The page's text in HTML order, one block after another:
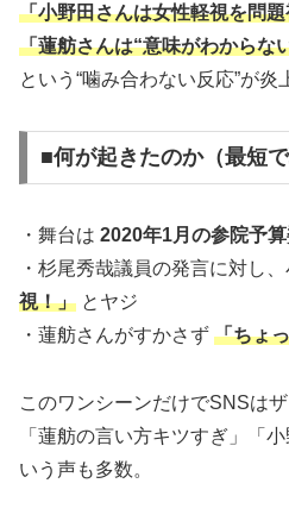
「小野田さんは女性軽視を問
「蓮舫さんは“意味がわからな
という“噛み合わない反応”が炎
■何が起きたのか（最短で
・舞台は 2020年1月の参院予
・杉尾秀哉議員の発言に対し
視！」 とヤジ
・蓮舫さんがすかさず 「ちょ
このワンシーンだけでSNSはザ
「蓮舫の言い方キツすぎ」「
いう声も多数。